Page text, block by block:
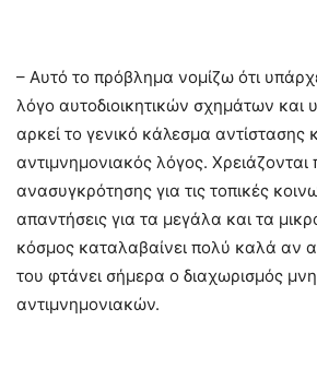
– Αυτό το πρόβλημα νομίζω ότι
λόγο αυτοδιοικητικών σχημάτων
αρκεί το γενικό κάλεσμα αντίστασης
αντιμνημονιακός λόγος. Χρειάζονται
ανασυγκρότησης για τις τοπικές
απαντήσεις για τα μεγάλα και τα
κόσμος καταλαβαίνει πολύ καλά αν
του φτάνει σήμερα ο διαχωρισμός
αντιμνημονιακών.